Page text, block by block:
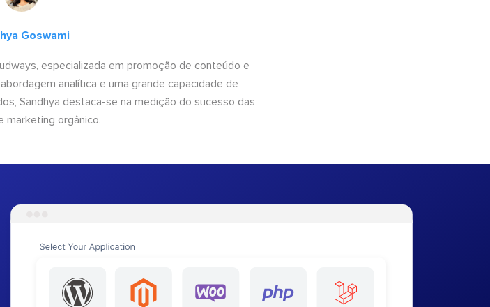
Goswami
especializada em promoção de conteúdo e
analítica e uma grande capacidade de
Sandhya destaca-se na medição do sucesso das
marketing orgânico.